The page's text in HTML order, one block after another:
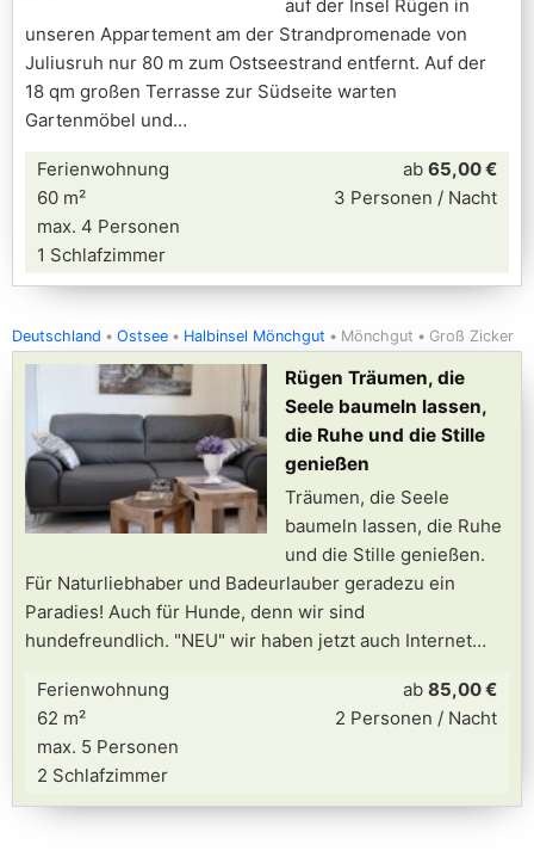
auf der Insel Rügen in
unseren Appartement am der Strandpromenade von
Juliusruh nur 80 m zum Ostseestrand entfernt. Auf der
18 qm großen Terrasse zur Südseite warten
Gartenmöbel und
Ferienwohnung
60 m²
max. 4 Personen
1 Schlafzimmer
ab 65,00 €
3 Personen / Nacht
Deutschland Ostsee Halbinsel Mönchgut Mönchgut Groß Zicker
Rügen Träumen, die
Seele baumeln lassen,
die Ruhe und die Stille
genießen
Träumen, die Seele
baumeln lassen, die Ruhe
und die Stille genießen.
Für Naturliebhaber und Badeurlauber geradezu ein
Paradies! Auch für Hunde, denn wir sind
hundefreundlich. "NEU" wir haben jetzt auch Internet
Ferienwohnung
62 m²
max. 5 Personen
2 Schlafzimmer
ab 85,00 €
2 Personen / Nacht